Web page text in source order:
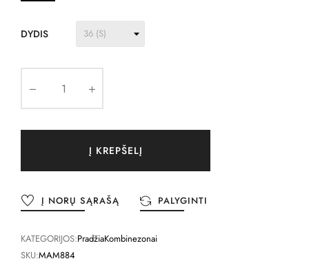
DYDIS
Į KREPŠELĮ
Į NORŲ SĄRAŠĄ PALYGINTI
KATEGORIJOS:PradžiaKombinezonai
SKU:MAM884